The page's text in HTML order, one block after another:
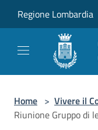
Regione Lombardia
Home > Vivere il
Riunione Gruppo di